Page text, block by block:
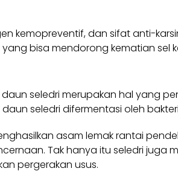
kemopreventif, dan sifat anti-
bisa mendorong kematian sel
seledri merupakan hal yang
seledri difermentasi oleh
asam lemak rantai
Tak hanya itu seledri juga
pergerakan usus.